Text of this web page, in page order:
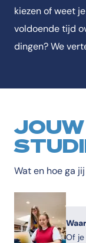
kiezen of weet
voldoende tijd
dingen? We
JOUW
Wat en hoe ga
Of